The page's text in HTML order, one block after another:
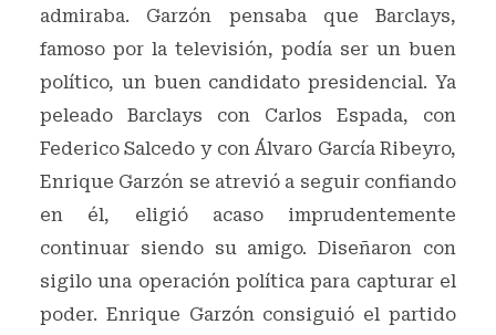
admiraba. Garzón pensaba que Barclays,
famoso por la televisión, podía ser un buen
político, un buen candidato presidencial. Ya
peleado Barclays con Carlos Espada, con
Federico Salcedo y con Álvaro García Ribeyro,
Enrique Garzón se atrevió a seguir confiando
en él, eligió acaso imprudentemente
continuar siendo su amigo. Diseñaron con
sigilo una operación política para capturar el
poder. Enrique Garzón consiguió el partido